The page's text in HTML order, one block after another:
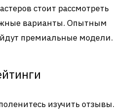
стоит рассмотреть
варианты. Опытным
премиальные модели.
изучить отзывы.